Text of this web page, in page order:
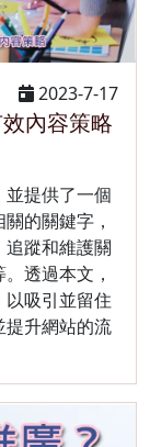
2023-7-17
內容策略
提供了一個
的關鍵字，
蹤和維護關
透過本文，
吸引並留住
提升網站的流